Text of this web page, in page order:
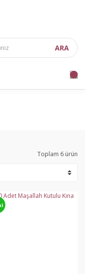
ARA
Toplam 6 ürün